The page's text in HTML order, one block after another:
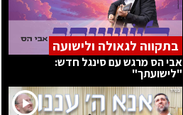
בתקווה לגאולה ולישועה
אבי הס מרגש עם סינגל חדש:
"לישועתך"